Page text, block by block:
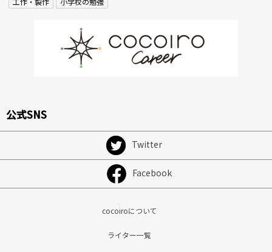
公式SNS
Twitter
Facebook
cocoiroについて
ライター一覧